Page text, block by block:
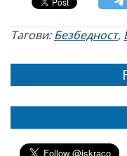
Тагови:Безбедност,